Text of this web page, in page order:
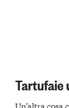
Tartufaie
Un’altra cosa